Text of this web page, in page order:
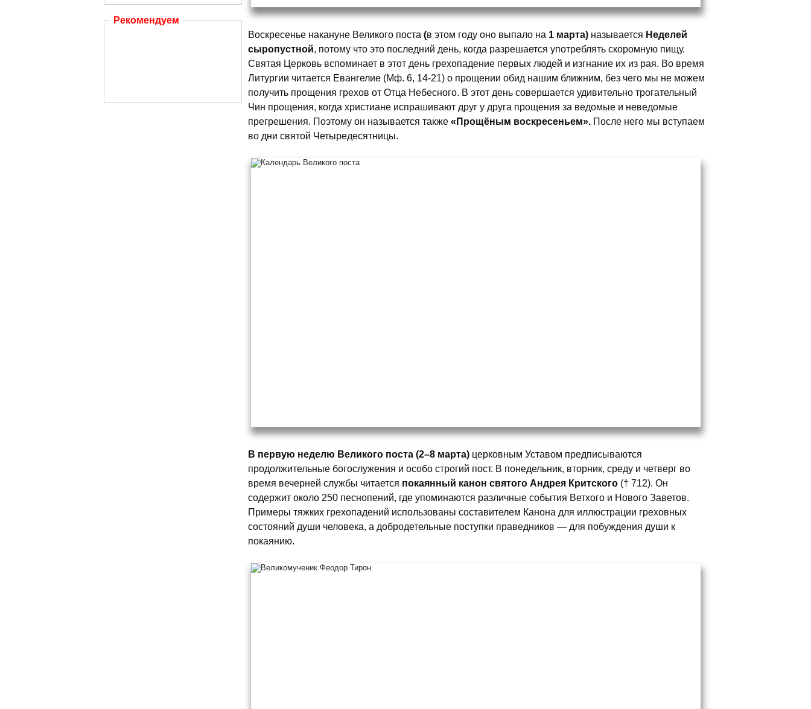
Рекомендуем
Воскресенье накануне Великого поста (в этом году оно выпало на 1 марта) называется Неделей
сыропустной, потому что это последний день, когда разрешается употреблять скоромную пищу.
Святая Церковь вспоминает в этот день грехопадение первых людей и изгнание их из рая. Во время
Литургии читается Евангелие (Мф. 6, 14-21) о прощении обид нашим ближним, без чего мы не можем
получить прощения грехов от Отца Небесного. В этот день совершается удивительно трогательный
Чин прощения, когда христиане испрашивают друг у друга прощения за ведомые и неведомые
прегрешения. Поэтому он называется также «Прощёным воскресеньем». После него мы вступаем
во дни святой Четыредесятницы.
В первую неделю Великого поста (2–8 марта) церковным Уставом предписываются
продолжительные богослужения и особо строгий пост. В понедельник, вторник, среду и четверг во
время вечерней службы читается покаянный канон святого Андрея Критского († 712). Он
содержит около 250 песнопений, где упоминаются различные события Ветхого и Нового Заветов.
Примеры тяжких грехопадений использованы составителем Канона для иллюстрации греховных
состояний души человека, а добродетельные поступки праведников — для побуждения души к
покаянию.